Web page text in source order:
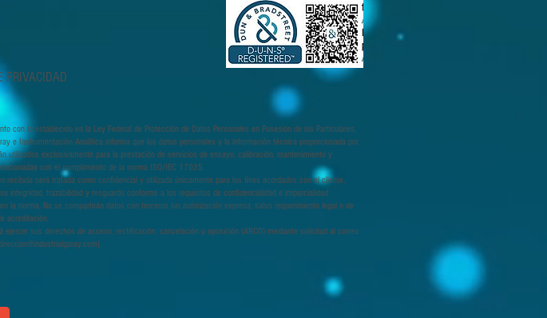
PRIVACIDAD
con lo establecido en la Ley Federal de Protección de Datos Personales en Posesión de los Particulares,
e Instrumentación Analítica informa que los datos personales y la información técnica proporcionada por
utilizados exclusivamente para la prestación de servicios de ensayo, calibración, mantenimiento y
con el cumplimiento de la norma ISO/IEC 17025.
recibida será tratada como confidencial y utilizada únicamente para los fines acordados con el cliente,
integridad, trazabilidad y resguardo conforme a los requisitos de confidencialidad e imparcialidad
la norma. No se compartirán datos con terceros sin autorización expresa, salvo requerimiento legal o de
acreditación.
ejercer sus derechos de acceso, rectificación, cancelación u oposición (ARCO) mediante solicitud al correo
].